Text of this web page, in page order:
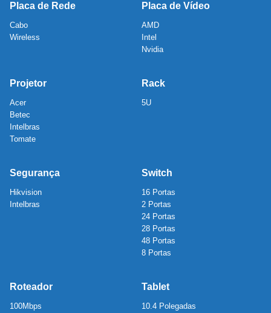
Placa de Rede
Cabo
Wireless
Placa de Vídeo
AMD
Intel
Nvidia
Projetor
Acer
Betec
Intelbras
Tomate
Rack
5U
Segurança
Hikvision
Intelbras
Switch
16 Portas
2 Portas
24 Portas
28 Portas
48 Portas
8 Portas
Roteador
100Mbps
Tablet
10.4 Polegadas